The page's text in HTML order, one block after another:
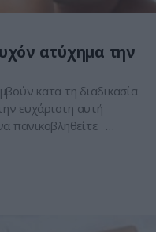
ατύχημα την
κατα τη διαδικασία
ευχάριστη αυτή
πανικοβληθείτε.
πέσετε σε